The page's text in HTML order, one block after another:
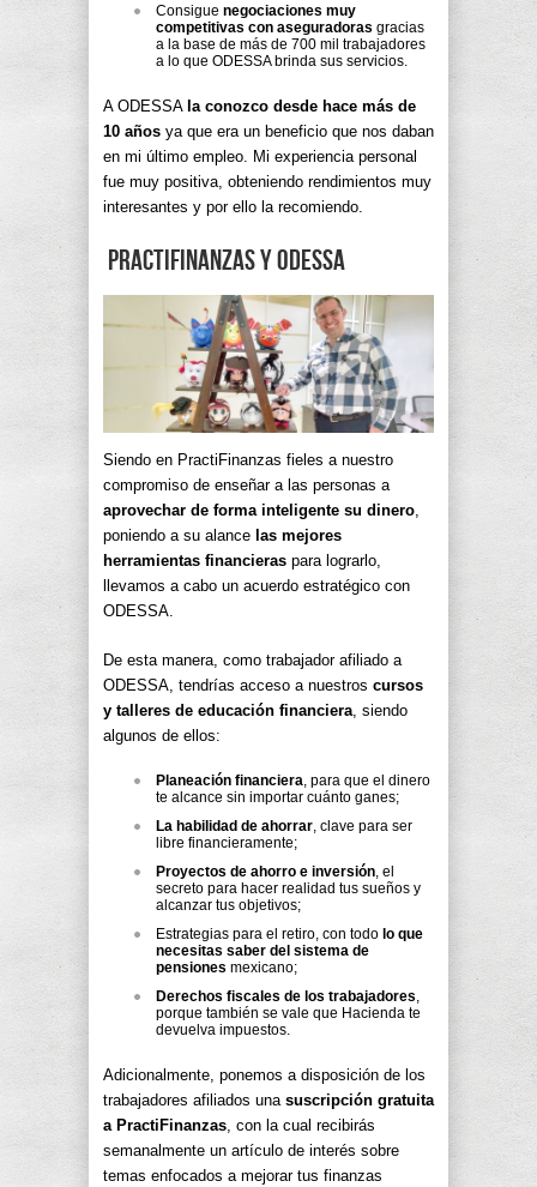
Consigue negociaciones muy
competitivas con aseguradoras gracias
a la base de más de 700 mil trabajadores
a lo que ODESSA brinda sus servicios.
A ODESSA la conozco desde hace más de
10 años ya que era un beneficio que nos daban
en mi último empleo. Mi experiencia personal
fue muy positiva, obteniendo rendimientos muy
interesantes y por ello la recomiendo.
PractiFinanzas y ODESSA
Siendo en PractiFinanzas fieles a nuestro
compromiso de enseñar a las personas a
aprovechar de forma inteligente su dinero
poniendo a su alance las mejores
herramientas financieras para lograrlo,
llevamos a cabo un acuerdo estratégico con
ODESSA.
De esta manera, como trabajador afiliado a
ODESSA, tendrías acceso a nuestros cursos
y talleres de educación financiera , siendo
algunos de ellos:
Planeación financiera, para que el dinero
te alcance sin importar cuánto ganes;
La habilidad de ahorrar, clave para ser
libre financieramente;
Proyectos de ahorro e inversión, el
secreto para hacer realidad tus sueños y
alcanzar tus objetivos;
Estrategias para el retiro, con todo lo que
necesitas saber del sistema de
pensiones mexicano;
Derechos fiscales de los trabajadores,
porque también se vale que Hacienda te
devuelva impuestos.
Adicionalmente, ponemos a disposición de los
trabajadores afiliados una suscripción gratuita
a PractiFinanzas , con la cual recibirás
semanalmente un artículo de interés sobre
temas enfocados a mejorar tus finanzas